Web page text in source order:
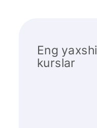
Eng yaxshi
kurslar